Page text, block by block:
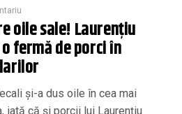
oile sale! Laurențiu
fermă de porci în
și-a dus oile în cea mai
iată că și porcii lui Laurențiu